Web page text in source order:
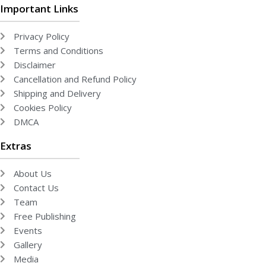
Important Links
Privacy Policy
Terms and Conditions
Disclaimer
Cancellation and Refund Policy
Shipping and Delivery
Cookies Policy
DMCA
Extras
About Us
Contact Us
Team
Free Publishing
Events
Gallery
Media